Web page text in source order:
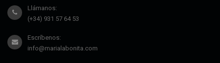
Llámanos:
(+34) 931 57 64 53
Escríbenos:
info@marialabonita.com